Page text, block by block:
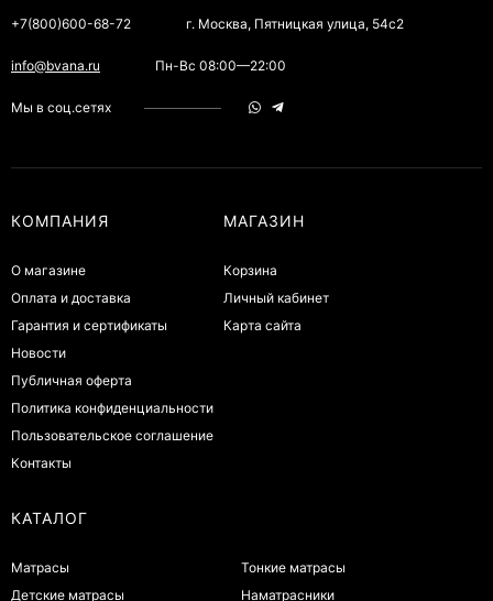
+7(800)600-68-72 г. Москва, Пятницкая улица, 54с2
info@bvana.ru Пн-Вс 08:00—22:00
Мы в соц.сетях
КОМПАНИЯ
О магазине
Оплата и доставка
Гарантия и сертификаты
Новости
Публичная оферта
Политика конфиденциальности
Пользовательское соглашение
Контакты
МАГАЗИН
Корзина
Личный кабинет
Карта сайта
КАТАЛОГ
Матрасы
Детские матрасы
Тонкие матрасы
Наматрасники